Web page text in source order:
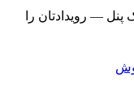
— رویدادتان را